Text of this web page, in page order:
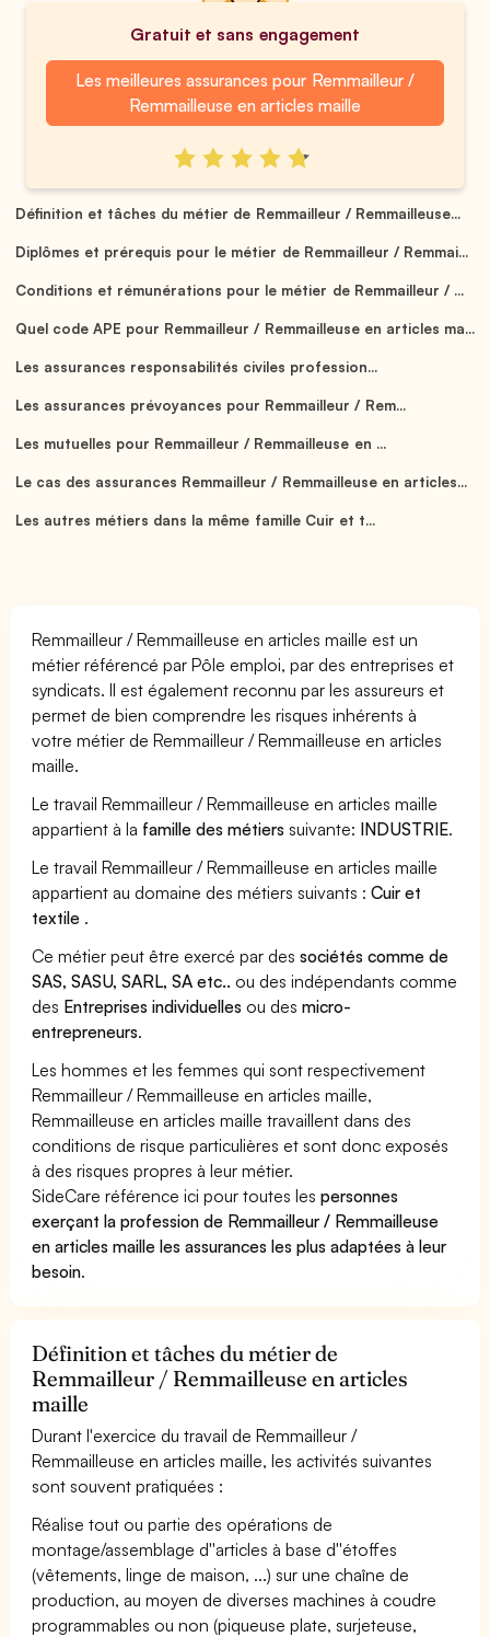
Gratuit et sans engagement
Les meilleures assurances pour Remmailleur /
Remmailleuse en articles maille
Définition et tâches du métier de Remmailleur / Remmailleuse...
Diplômes et prérequis pour le métier de Remmailleur / Remmai...
Conditions et rémunérations pour le métier de Remmailleur / ...
Quel code APE pour Remmailleur / Remmailleuse en articles ma...
Les assurances responsabilités civiles profession...
Les assurances prévoyances pour Remmailleur / Rem...
Les mutuelles pour Remmailleur / Remmailleuse en ...
Le cas des assurances Remmailleur / Remmailleuse en articles...
Les autres métiers dans la même famille Cuir et t...
Remmailleur / Remmailleuse en articles maille est un
métier référencé par Pôle emploi, par des entreprises et
syndicats. Il est également reconnu par les assureurs et
permet de bien comprendre les risques inhérents à
votre métier de Remmailleur / Remmailleuse en articles
maille.
Le travail Remmailleur / Remmailleuse en articles maille
appartient à la famille des métiers suivante: INDUSTRIE.
Le travail Remmailleur / Remmailleuse en articles maille
appartient au domaine des métiers suivants :Cuir et
textile .
Ce métier peut être exercé par dessociétés comme de
SAS, SASU, SARL, SA etc.. ou des indépendants comme
des Entreprises individuelles ou desmicro-
entrepreneurs.
Les hommes et les femmes qui sont respectivement
Remmailleur / Remmailleuse en articles maille,
Remmailleuse en articles maille travaillent dans des
conditions de risque particulières et sont donc exposés
à des risques propres à leur métier.
SideCare référence ici pour toutes lespersonnes
exerçant la profession de Remmailleur / Remmailleuse
en articles maille les assurances les plus adaptées à leur
besoin.
Définition et tâches du métier de
Remmailleur / Remmailleuse en articles
maille
Durant l'exercice du travail de Remmailleur /
Remmailleuse en articles maille, les activités suivantes
sont souvent pratiquées :
Réalise tout ou partie des opérations de
montage/assemblage d''articles à base d''étoffes
(vêtements, linge de maison, ...) sur une chaîne de
production, au moyen de diverses machines à coudre
programmables ou non (piqueuse plate, surjeteuse,